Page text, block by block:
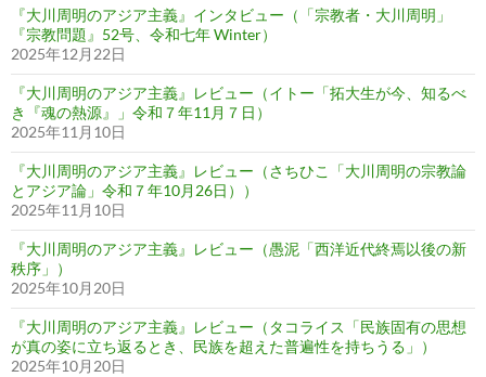
『大川周明のアジア主義』インタビュー（「宗教者・大川周明」
『宗教問題』52号、令和七年 Winter）
2025年12月22日
『大川周明のアジア主義』レビュー（イトー「拓大生が今、知るべ
き『魂の熱源』」令和７年11月７日）
2025年11月10日
『大川周明のアジア主義』レビュー（さちひこ「大川周明の宗教論
とアジア論」令和７年10月26日））
2025年11月10日
『大川周明のアジア主義』レビュー（愚泥「西洋近代終焉以後の新
秩序」）
2025年10月20日
『大川周明のアジア主義』レビュー（タコライス「民族固有の思想
が真の姿に立ち返るとき、民族を超えた普遍性を持ちうる」）
2025年10月20日